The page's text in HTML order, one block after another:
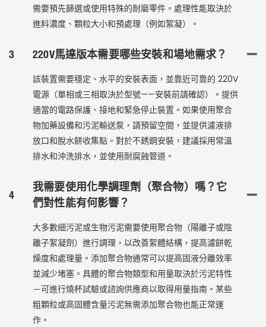
需要預先篩選或使用特殊的耐磨零件。處理性能取決於
進料濃度、顆粒大小和預處理（例如絮凝）。
3 220V馬達版本需要哪些安裝和場地需求？
該裝置需要穩定、水平的安裝表面，並靠近可靠的 220V
電源（單相或三相取決於型號——安裝前請確認）。提供
適當的電路保護、接地和緊急停止裝置。如果使用聚合
物加藥設備和污泥輸送泵，請預留空間，並提供濾液排
放口和脫水餅收集點。對於不銹鋼安裝，建議採用常溫
排水和沖洗排水，並使用耐腐蝕管道。
4
我需要使用化學調理劑（聚合物）嗎？它
們對性能有何影響？
大多數細污泥或生物污泥需要使用聚合物（陽離子或陰
離子絮凝劑）進行調理，以改善絮體結構，提高濾餅乾
燥度和處理量。添加聚合物通常可以提高固液分離效率
並減少堵塞。具體的聚合物類型和用量取決於污泥特性
－可進行燒杯試驗或諮詢供應商以取得用量指南。某些
粗顆粒或高固體含量污泥無需添加聚合物也能正常運
作。